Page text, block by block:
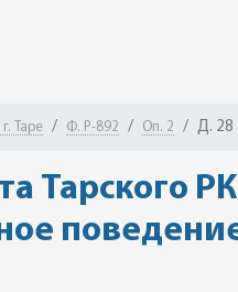
Таре Ф. Р-892 Оп. 2 Д. 28
Тарского
поведение